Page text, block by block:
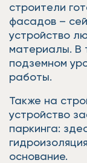
строители
фасадов –
устройство
материалы. В
подземном
работы.
Также на
устройство
паркинга:
основание.